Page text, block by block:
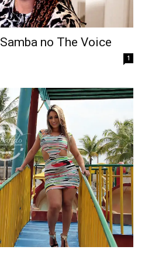
no The Voice
1